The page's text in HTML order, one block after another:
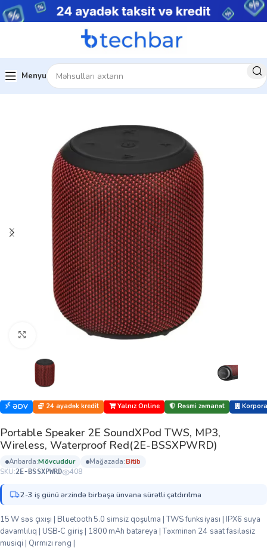
Menyu
Ev Audio texnika Audio aksesuarlar
Böyütmək üçün klikləyin
ƏDV 24 ayadək kredit Yalnız Online Rəsmi zəmanət
Portable Speaker 2E SoundXPod TWS, MP3,
Wireless, Waterproof Red(2E-BSSXPWRD)
anbarda: mövcuddur mağazada:
bi̇ti̇b
SKU:2E-BSSXPWRD 408
2-3 iş günü ərzində birbaşa ünvana sürətli çatdırılma
15 W səs çıxışı | Bluetooth 5.0 simsiz qoşulma | TWS funksiyası | IPX6 suya
davamlılıq | USB‑C giriş | 1800 mAh batareya | Təxminən 24 saat fasiləsiz
musiqi | Qırmızı rəng |